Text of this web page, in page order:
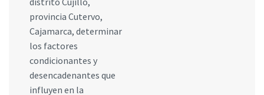
provincia Cutervo,
Cajamarca, determinar
los factores
condicionantes y
desencadenantes que
influyen en la